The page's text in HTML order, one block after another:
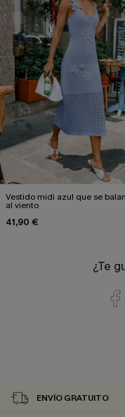
Vestido midi azul que se
al viento
41,90 €
¿Te
ENVÍO GRATUITO